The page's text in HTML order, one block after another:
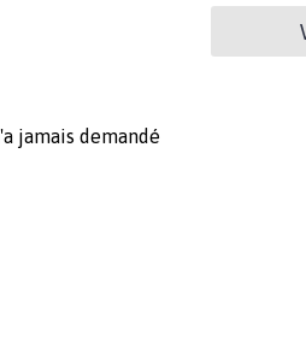
jamais demandé